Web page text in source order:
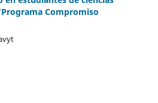
Compromiso